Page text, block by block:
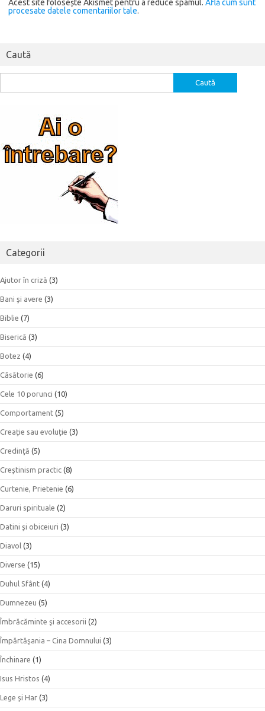
Acest site folosește Akismet pentru a reduce spamul. Află cum sunt
procesate datele comentariilor tale.
Caută
după:
Categorii
Ajutor în criză (3)
Bani şi avere (3)
Biblie (7)
Biserică (3)
Botez (4)
Căsătorie (6)
Cele 10 porunci (10)
Comportament (5)
Creaţie sau evoluţie (3)
Credinţă (5)
Creştinism practic (8)
Curtenie, Prietenie (6)
Daruri spirituale (2)
Datini şi obiceiuri (3)
Diavol (3)
Diverse (15)
Duhul Sfânt (4)
Dumnezeu (5)
Îmbrăcăminte şi accesorii (2)
Împărtăşania – Cina Domnului (3)
Închinare (1)
Isus Hristos (4)
Lege şi Har (3)